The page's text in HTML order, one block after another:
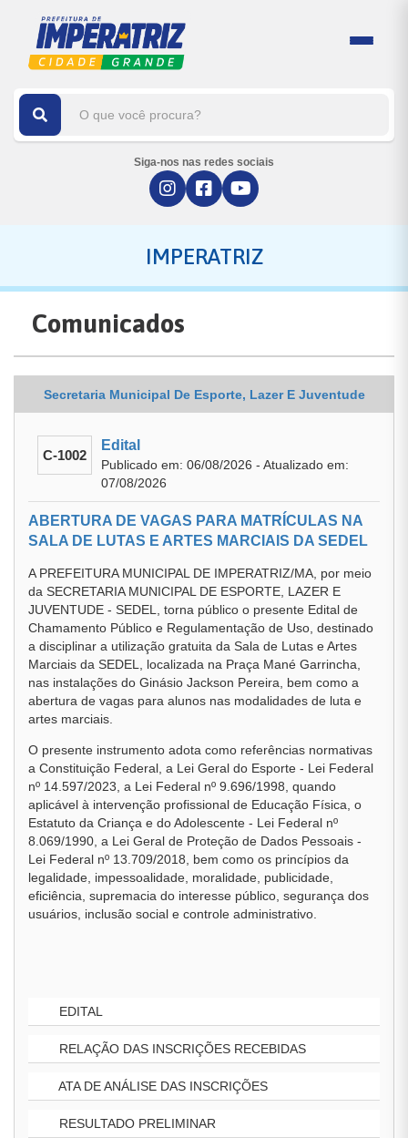
Siga-nos nas redes sociais
IMPERATRIZ
Comunicados
Secretaria Municipal De Esporte, Lazer E Juventude
C-1002
Edital
Publicado em: 06/08/2026 - Atualizado em:
07/08/2026
ABERTURA DE VAGAS PARA MATRÍCULAS NA
SALA DE LUTAS E ARTES MARCIAIS DA SEDEL
A PREFEITURA MUNICIPAL DE IMPERATRIZ/MA, por meio
da SECRETARIA MUNICIPAL DE ESPORTE, LAZER E
JUVENTUDE - SEDEL, torna público o presente Edital de
Chamamento Público e Regulamentação de Uso, destinado
a disciplinar a utilização gratuita da Sala de Lutas e Artes
Marciais da SEDEL, localizada na Praça Mané Garrincha,
nas instalações do Ginásio Jackson Pereira, bem como a
abertura de vagas para alunos nas modalidades de luta e
artes marciais.
O presente instrumento adota como referências normativas
a Constituição Federal, a Lei Geral do Esporte - Lei Federal
nº 14.597/2023, a Lei Federal nº 9.696/1998, quando
aplicável à intervenção profissional de Educação Física, o
Estatuto da Criança e do Adolescente - Lei Federal nº
8.069/1990, a Lei Geral de Proteção de Dados Pessoais -
Lei Federal nº 13.709/2018, bem como os princípios da
legalidade, impessoalidade, moralidade, publicidade,
eficiência, supremacia do interesse público, segurança dos
usuários, inclusão social e controle administrativo.
EDITAL
RELAÇÃO DAS INSCRIÇÕES RECEBIDAS
ATA DE ANÁLISE DAS INSCRIÇÕES
RESULTADO PRELIMINAR